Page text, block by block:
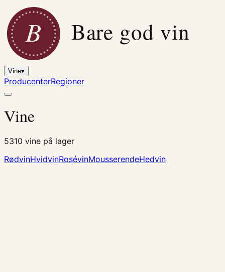
B Bare god vin
Vine▾
ProducenterRegioner
Vine
5310 vine på lager
RødvinHvidvinRosévinMousserendeHedvin